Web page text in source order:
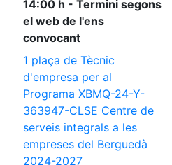
14:00 h - Termini segons
el web de l'ens
convocant
1 plaça de Tècnic
d'empresa per al
Programa XBMQ-24-Y-
363947-CLSE Centre de
serveis integrals a les
empreses del Berguedà
2024-2027